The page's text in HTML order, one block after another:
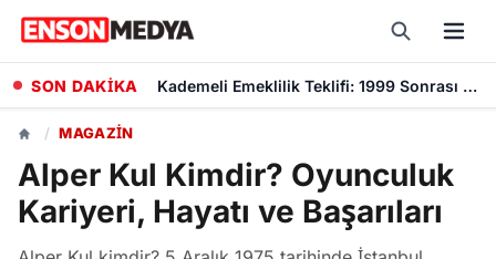
SON DAKİKA Kademeli Emeklilik Teklifi: 1999 Sonrası Sigorta Başlangıcı olanlar Kaç Yaşında Emekli Olacak?
/ MAGAZIN
Alper Kul Kimdir? Oyunculuk
Kariyeri, Hayatı ve Başarıları